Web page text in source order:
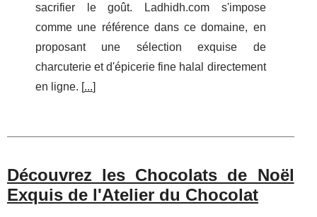
sacrifier le goût. Ladhidh.com s'impose
comme une référence dans ce domaine, en
proposant une sélection exquise de
charcuterie et d'épicerie fine halal directement
en ligne. [...]
Découvrez les Chocolats de Noël
Exquis de l'Atelier du Chocolat